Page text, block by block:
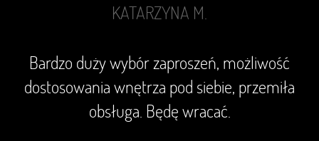
KATARZYNA M.
Bardzo duży wybór zaproszeń, możliwość
dostosowania wnętrza pod siebie, przemiła
obsługa. Będę wracać.